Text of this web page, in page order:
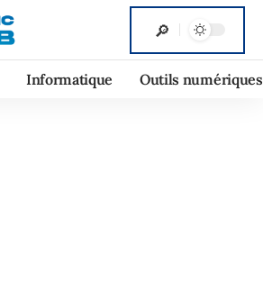
Informatique Outils numériques